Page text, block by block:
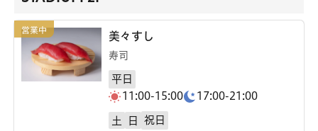
美々すし
寿司
平日
11:00-15:00
17:00-21:00
土 日
祝日